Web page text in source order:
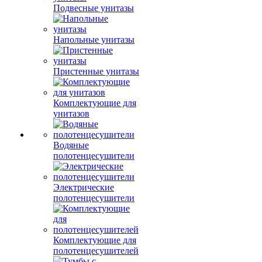
Подвесные унитазы
Напольные унитазы
Пристенные унитазы
Комплектующие для
унитазов
Водяные
полотенцесушители
Электрические
полотенцесушители
Комплектующие для
полотенцесушителей